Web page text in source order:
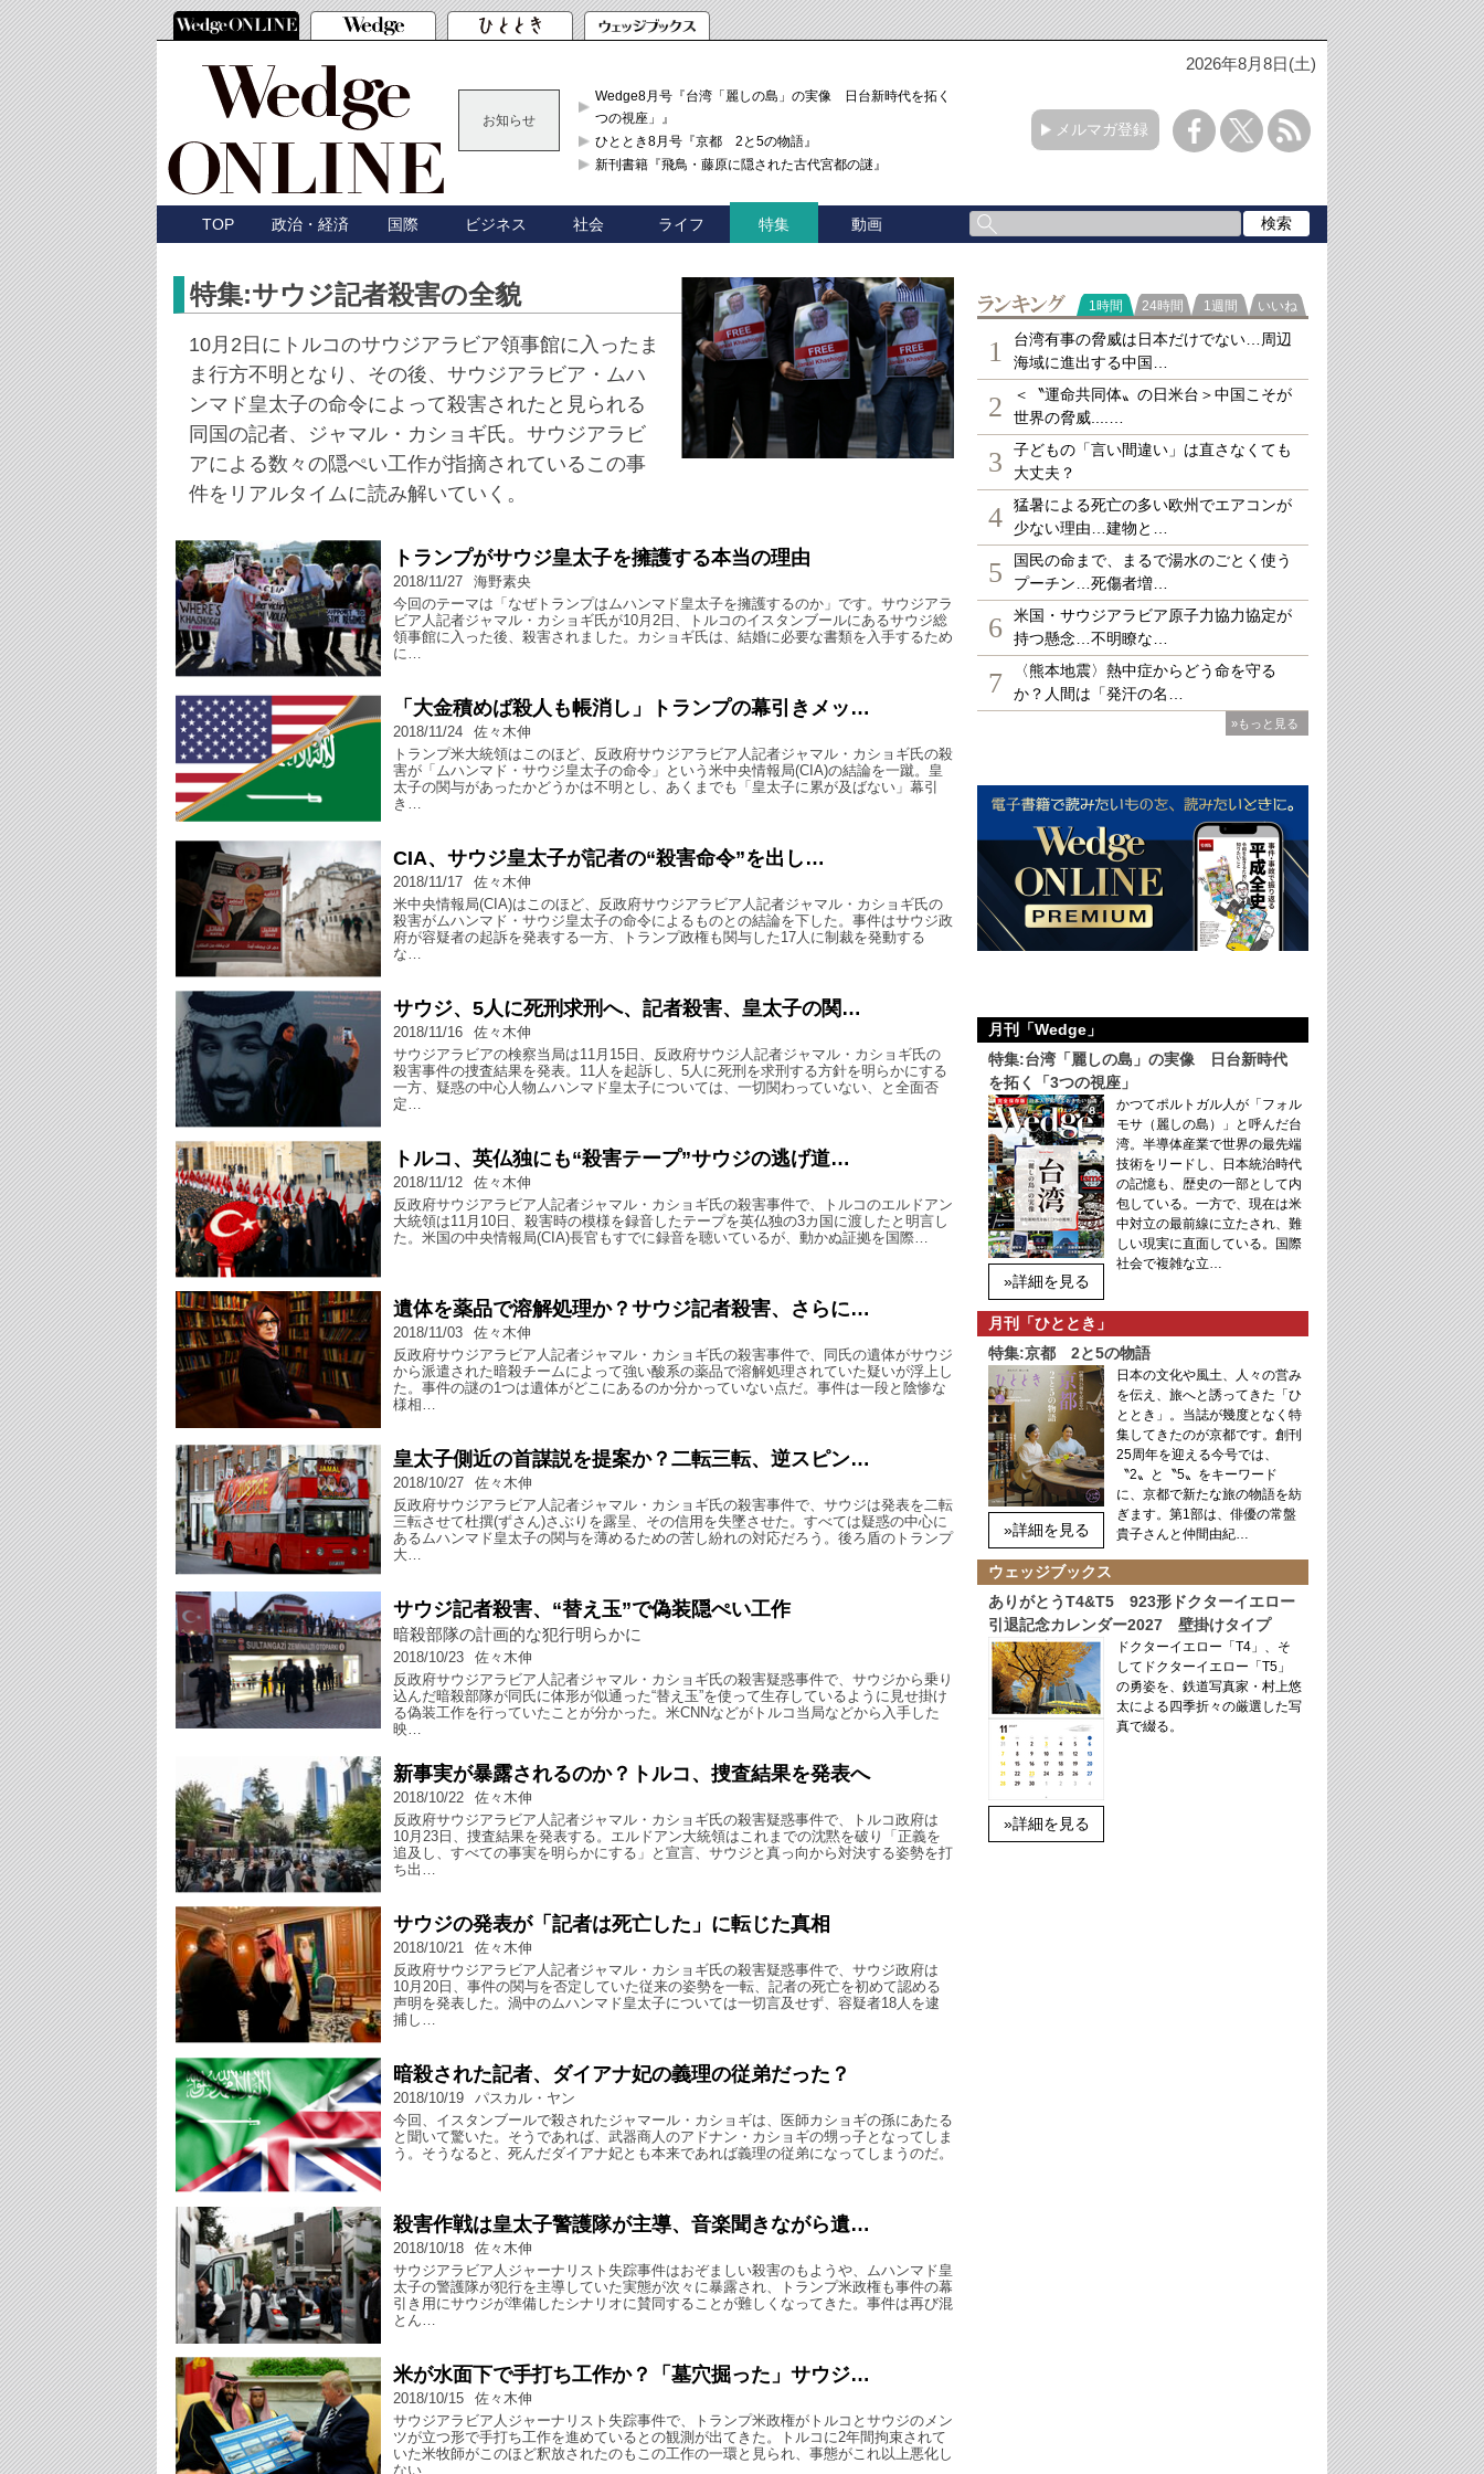
2026年8月8日(土)
お知らせ
Wedge8月号『台湾「麗しの島」の実像 日台新時代を拓く「3
つの視座」』
ひととき8月号『京都 2と5の物語』
新刊書籍『飛鳥・藤原に隠された古代宮都の謎』
メルマガ登録
TOP 政治・経済 国際 ビジネス 社会 ライフ 特集 動画
特集:サウジ記者殺害の全貌
10月2日にトルコのサウジアラビア領事館に入ったま
ま行方不明となり、その後、サウジアラビア・ムハ
ンマド皇太子の命令によって殺害されたと見られる
同国の記者、ジャマル・カショギ氏。サウジアラビ
アによる数々の隠ぺい工作が指摘されているこの事
件をリアルタイムに読み解いていく。
トランプがサウジ皇太子を擁護する本当の理由
2018/11/27
海野素央
今回のテーマは「なぜトランプはムハンマド皇太子を擁護するのか」です。サウジアラ
ビア人記者ジャマル・カショギ氏が10月2日、トルコのイスタンブールにあるサウジ総
領事館に入った後、殺害されました。カショギ氏は、結婚に必要な書類を入手するため
に…
「大金積めば殺人も帳消し」トランプの幕引きメッ…
2018/11/24
佐々木伸
トランプ米大統領はこのほど、反政府サウジアラビア人記者ジャマル・カショギ氏の殺
害が「ムハンマド・サウジ皇太子の命令」という米中央情報局(CIA)の結論を一蹴。皇
太子の関与があったかどうかは不明とし、あくまでも「皇太子に累が及ばない」幕引
き…
CIA、サウジ皇太子が記者の“殺害命令”を出し…
2018/11/17
佐々木伸
米中央情報局(CIA)はこのほど、反政府サウジアラビア人記者ジャマル・カショギ氏の
殺害がムハンマド・サウジ皇太子の命令によるものとの結論を下した。事件はサウジ政
府が容疑者の起訴を発表する一方、トランプ政権も関与した17人に制裁を発動する
な…
サウジ、5人に死刑求刑へ、記者殺害、皇太子の関…
2018/11/16
佐々木伸
サウジアラビアの検察当局は11月15日、反政府サウジ人記者ジャマル・カショギ氏の
殺害事件の捜査結果を発表。11人を起訴し、5人に死刑を求刑する方針を明らかにする
一方、疑惑の中心人物ムハンマド皇太子については、一切関わっていない、と全面否
定…
トルコ、英仏独にも“殺害テープ”サウジの逃げ道…
2018/11/12
佐々木伸
反政府サウジアラビア人記者ジャマル・カショギ氏の殺害事件で、トルコのエルドアン
大統領は11月10日、殺害時の模様を録音したテープを英仏独の3カ国に渡したと明言し
た。米国の中央情報局(CIA)長官もすでに録音を聴いているが、動かぬ証拠を国際…
遺体を薬品で溶解処理か？サウジ記者殺害、さらに…
2018/11/03
佐々木伸
反政府サウジアラビア人記者ジャマル・カショギ氏の殺害事件で、同氏の遺体がサウジ
から派遣された暗殺チームによって強い酸系の薬品で溶解処理されていた疑いが浮上し
た。事件の謎の1つは遺体がどこにあるのか分かっていない点だ。事件は一段と陰惨な
様相…
皇太子側近の首謀説を提案か？二転三転、逆スピン…
2018/10/27
佐々木伸
反政府サウジアラビア人記者ジャマル・カショギ氏の殺害事件で、サウジは発表を二転
三転させて杜撰(ずさん)さぶりを露呈、その信用を失墜させた。すべては疑惑の中心に
あるムハンマド皇太子の関与を薄めるための苦し紛れの対応だろう。後ろ盾のトランプ
大…
サウジ記者殺害、“替え玉”で偽装隠ぺい工作
暗殺部隊の計画的な犯行明らかに
2018/10/23
佐々木伸
反政府サウジアラビア人記者ジャマル・カショギ氏の殺害疑惑事件で、サウジから乗り
込んだ暗殺部隊が同氏に体形が似通った“替え玉”を使って生存しているように見せ掛け
る偽装工作を行っていたことが分かった。米CNNなどがトルコ当局などから入手した
映…
新事実が暴露されるのか？トルコ、捜査結果を発表へ
2018/10/22
佐々木伸
反政府サウジアラビア人記者ジャマル・カショギ氏の殺害疑惑事件で、トルコ政府は
10月23日、捜査結果を発表する。エルドアン大統領はこれまでの沈黙を破り「正義を
追及し、すべての事実を明らかにする」と宣言、サウジと真っ向から対決する姿勢を打
ち出…
サウジの発表が「記者は死亡した」に転じた真相
2018/10/21
佐々木伸
反政府サウジアラビア人記者ジャマル・カショギ氏の殺害疑惑事件で、サウジ政府は
10月20日、事件の関与を否定していた従来の姿勢を一転、記者の死亡を初めて認める
声明を発表した。渦中のムハンマド皇太子については一切言及せず、容疑者18人を逮
捕し…
暗殺された記者、ダイアナ妃の義理の従弟だった？
2018/10/19
パスカル・ヤン
今回、イスタンブールで殺されたジャマール・カショギは、医師カショギの孫にあたる
と聞いて驚いた。そうであれば、武器商人のアドナン・カショギの甥っ子となってしま
う。そうなると、死んだダイアナ妃とも本来であれば義理の従弟になってしまうのだ。
殺害作戦は皇太子警護隊が主導、音楽聞きながら遺…
2018/10/18
佐々木伸
サウジアラビア人ジャーナリスト失踪事件はおぞましい殺害のもようや、ムハンマド皇
太子の警護隊が犯行を主導していた実態が次々に暴露され、トランプ米政権も事件の幕
引き用にサウジが準備したシナリオに賛同することが難しくなってきた。事件は再び混
とん…
米が水面下で手打ち工作か？「墓穴掘った」サウジ…
2018/10/15
佐々木伸
サウジアラビア人ジャーナリスト失踪事件で、トランプ米政権がトルコとサウジのメン
ツが立つ形で手打ち工作を進めているとの観測が出てきた。トルコに2年間拘束されて
いた米牧師がこのほど釈放されたのもこの工作の一環と見られ、事態がこれ以上悪化し
ない…
ランキング
1時間 24時間 1週間 いいね
1
台湾有事の脅威は日本だけでない…周辺
海域に進出する中国…
2
＜〝運命共同体〟の日米台＞中国こそが
世界の脅威....…
3
子どもの「言い間違い」は直さなくても
大丈夫？
4
猛暑による死亡の多い欧州でエアコンが
少ない理由…建物と…
5
国民の命まで、まるで湯水のごとく使う
プーチン…死傷者増…
6
米国・サウジアラビア原子力協力協定が
持つ懸念…不明瞭な…
7
〈熊本地震〉熱中症からどう命を守る
か？人間は「発汗の名…
»もっと見る
月刊「Wedge」
特集:台湾「麗しの島」の実像 日台新時代
を拓く「3つの視座」
»詳細を見る
かつてポルトガル人が「フォル
モサ（麗しの島）」と呼んだ台
湾。半導体産業で世界の最先端
技術をリードし、日本統治時代
の記憶も、歴史の一部として内
包している。一方で、現在は米
中対立の最前線に立たされ、難
しい現実に直面している。国際
社会で複雑な立…
月刊「ひととき」
特集:京都 2と5の物語
»詳細を見る
日本の文化や風土、人々の営み
を伝え、旅へと誘ってきた「ひ
ととき」。当誌が幾度となく特
集してきたのが京都です。創刊
25周年を迎える今号では、
〝2〟と〝5〟をキーワード
に、京都で新たな旅の物語を紡
ぎます。第1部は、俳優の常盤
貴子さんと仲間由紀…
ウェッジブックス
ありがとうT4&T5 923形ドクターイエロー
引退記念カレンダー2027 壁掛けタイプ
»詳細を見る
ドクターイエロー「T4」、そ
してドクターイエロー「T5」
の勇姿を、鉄道写真家・村上悠
太による四季折々の厳選した写
真で綴る。